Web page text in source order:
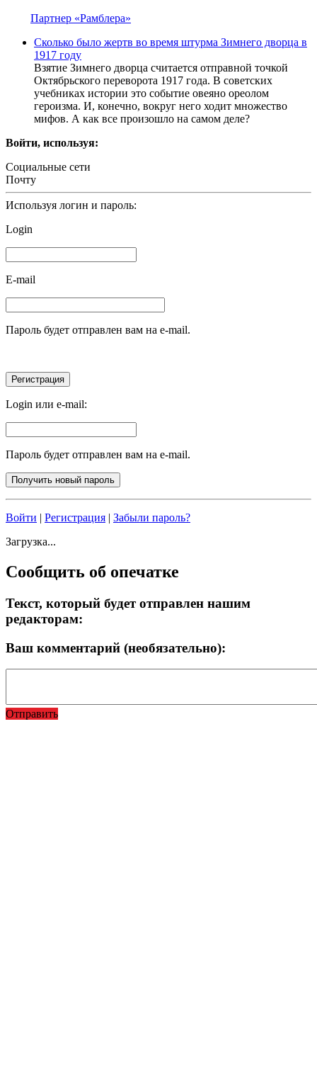
Партнер «Рамблера»
Сколько было жертв во время штурма Зимнего дворца в
1917 году
Взятие Зимнего дворца считается отправной точкой
Октябрьского переворота 1917 года. В советских
учебниках истории это событие овеяно ореолом
героизма. И, конечно, вокруг него ходит множество
мифов. А как все произошло на самом деле?
Войти, используя:
Социальные сети
Почту
Используя логин и пароль:
Login
E-mail
Пароль будет отправлен вам на e-mail.
Login или e-mail:
Пароль будет отправлен вам на e-mail.
Войти | Регистрация | Забыли пароль?
Загрузка...
Сообщить об опечатке
Текст, который будет отправлен нашим
редакторам:
Ваш комментарий (необязательно):
Отправить